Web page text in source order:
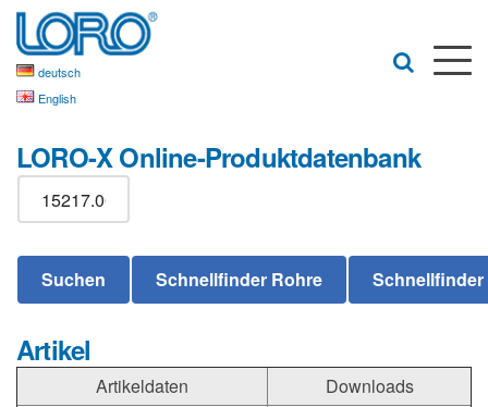
deutsch
English
LORO-X Online-Produktdatenbank
Artikel
Artikeldaten
Downloads